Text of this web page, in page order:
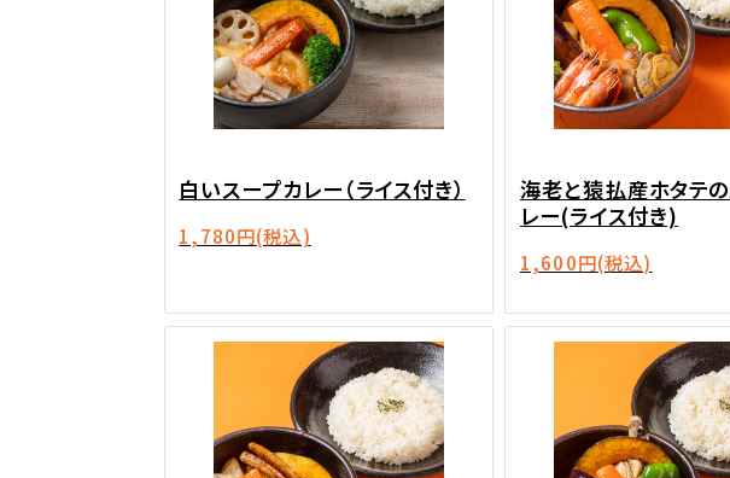
白いスープカレー（ライス付き）
1,780円(税込)
海老と猿払産ホタテ
レー(ライス付き)
1,600円(税込)